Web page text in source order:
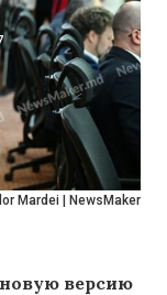
Mardei | NewsMaker
версию